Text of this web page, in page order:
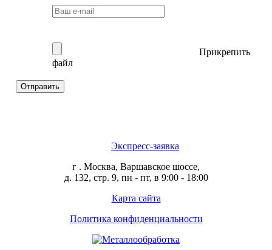
Прикрепить
файл
Отправить
Экспресс-заявка
г . Москва, Варшавское шоссе,
д. 132, стр. 9, пн - пт, в 9:00 - 18:00
Карта сайта
Политика конфиденциальности